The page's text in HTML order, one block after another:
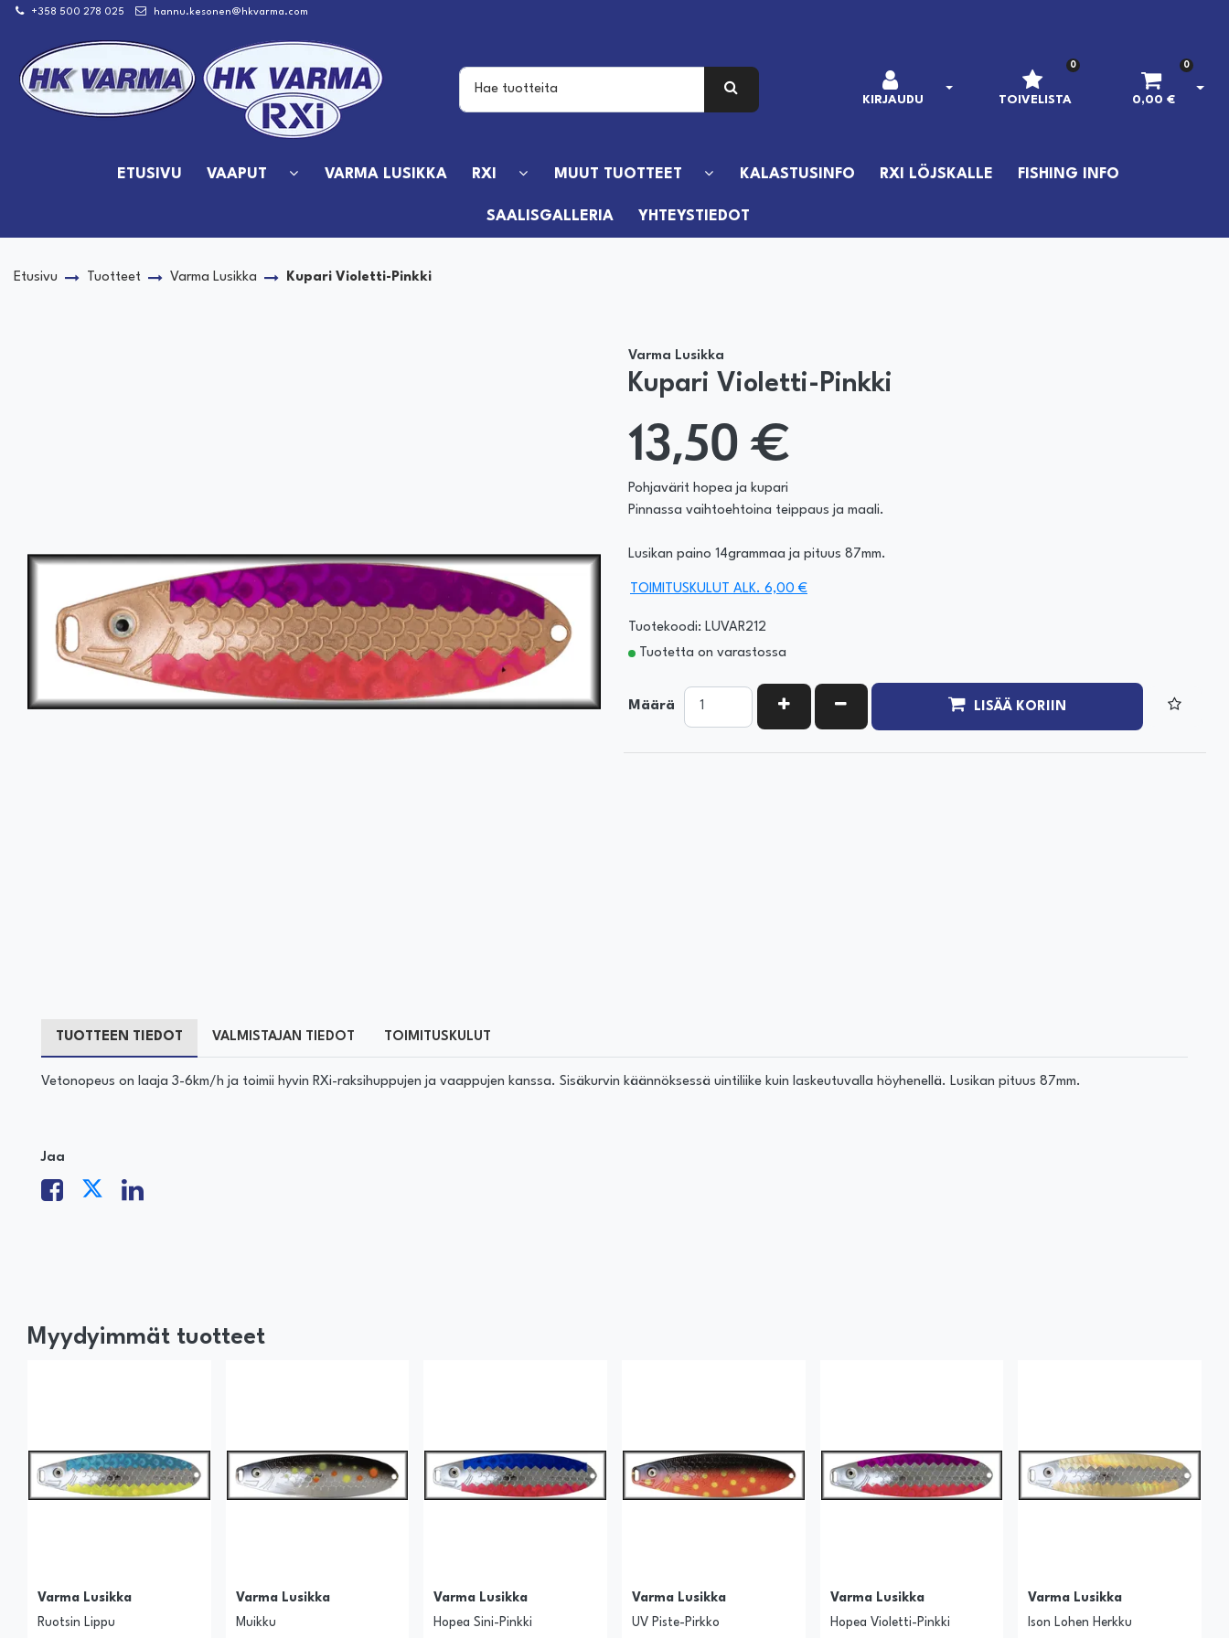
Siirry pääsisältöön
+358 500 278 025 hannu.kesonen@hkvarma.com
KIRJAUDU
AVAA KIRJAUTUMINEN
TOIVELISTA
0 0
0,00 €
ETUSIVU VAAPUT VARMA LUSIKKA RXI MUUT TUOTTEET KALASTUSINFO RXI LÖJSKALLE FISHING INFO
SAALISGALLERIA YHTEYSTIEDOT
Etusivu Tuotteet Varma Lusikka Kupari Violetti-Pinkki
Varma Lusikka
Kupari Violetti-Pinkki
13,50 €
Pohjavärit hopea ja kupari
Pinnassa vaihtoehtoina teippaus ja maali.
Lusikan paino 14grammaa ja pituus 87mm.
TOIMITUSKULUT ALK. 6,00 €
Tuotekoodi: LUVAR212
Tuotetta on varastossa
Määrä KASVATA MÄÄRÄÄ
VÄHENNÄ MÄÄRÄÄ LISÄÄ KORIIN
TUOTTEEN TIEDOT VALMISTAJAN TIEDOT TOIMITUSKULUT
Vetonopeus on laaja 3-6km/h ja toimii hyvin RXi-raksihuppujen ja vaappujen kanssa. Sisäkurvin käännöksessä uintiliike kuin laskeutuvalla höyhenellä. Lusikan pituus 87mm.
Jaa
Myydyimmät tuotteet
Varma Lusikka
Ruotsin Lippu
Varma Lusikka
Muikku
Varma Lusikka
Hopea Sini-Pinkki
Varma Lusikka
UV Piste-Pirkko
Varma Lusikka
Hopea Violetti-Pinkki
Varma Lusikka
Ison Lohen Herkku